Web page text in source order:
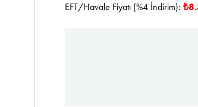
EFT/Havale Fiyatı (%4 İndirim):